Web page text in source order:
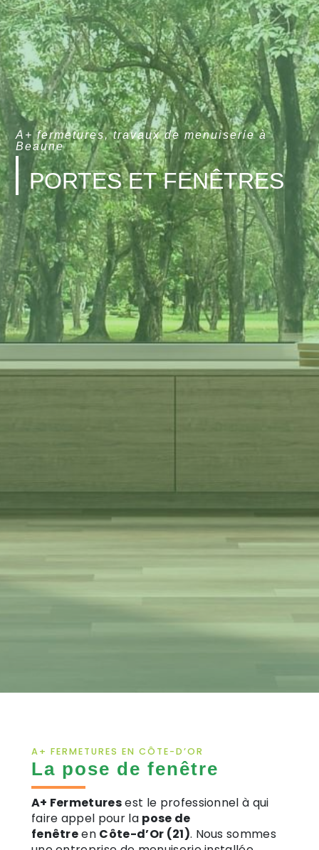
A+ fermetures, travaux de menuiserie à
Beaune
PORTES ET FENÊTRES
A+ FERMETURES EN CÔTE-D’OR
La pose de fenêtre
A+ Fermeturesest le professionnel à qui
faire appel pour la pose de
fenêtreen Côte-d’Or (21). Nous sommes